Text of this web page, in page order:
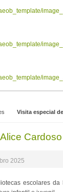
Visita especial
2025
escolares